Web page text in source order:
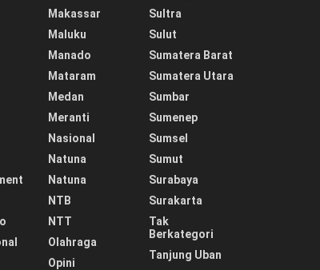
Makassar
Maluku
Manado
Mataram
Medan
Meranti
Nasional
Natuna
Natuna
NTB
NTT
Olahraga
Opini
Sultra
Sulut
Sumatera Barat
Sumatera Utara
Sumbar
Sumenep
Sumsel
Sumut
Surabaya
Surakarta
Tak
Berkategori
Tanjung Uban